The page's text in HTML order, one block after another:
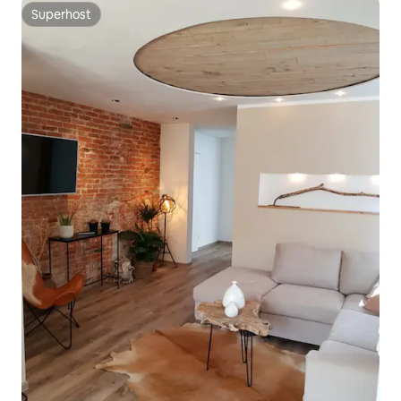
Superhost
Superhost